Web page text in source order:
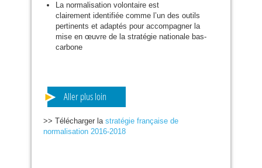
La normalisation volontaire est
clairement identifiée comme l’un des outils
pertinents et adaptés pour accompagner la
mise en œuvre de la stratégie nationale bas-
carbone
Aller plus loin
>> Télécharger la stratégie française de
normalisation 2016-2018